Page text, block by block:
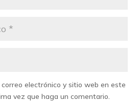
electrónico y sitio web en este
vez que haga un comentario.